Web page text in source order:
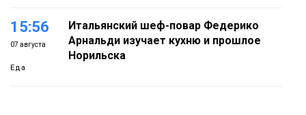
15:56
07 августа
Еда
Итальянский шеф-повар Федерико
Арнальди изучает кухню и прошлое
Норильска